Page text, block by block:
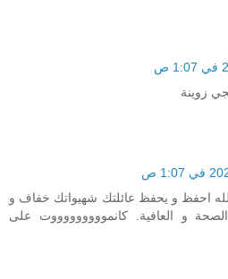
زوينة
احفظ و يحفظ عائلتك شهيواتك خفاف و
و العافية. كانموووووووووت على